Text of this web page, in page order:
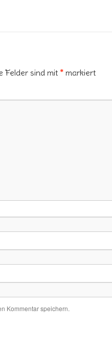
Felder sind mit * markiert
Kommentar speichern.